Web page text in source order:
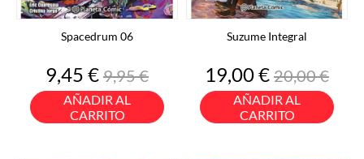
Spacedrum 06
Precio
9,45 €Precio
base
9,95 €
AÑADIR AL
CARRITO
Suzume Integral
Precio
19,00 €Precio
base
20,00 €
AÑADIR AL
CARRITO